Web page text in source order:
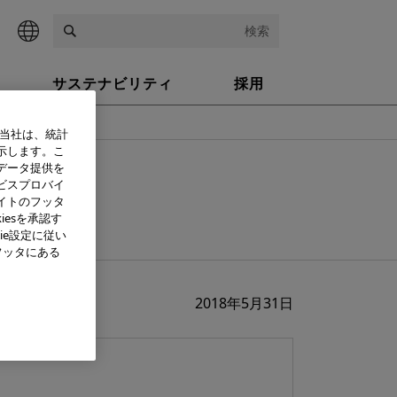
検索
サステナビリティ 採用
定
2018年5月31日
社は、統計
します。こ
ータ提供を
スプロバイ
トのフッタ
を承認す
設定に従い
タにある